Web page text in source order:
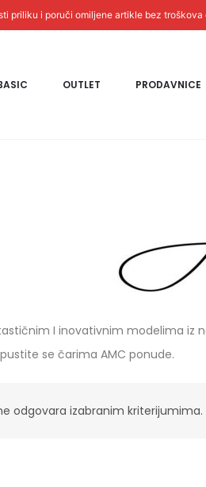
priliku i poruči omiljene artikle bez
OUTLET PRODAVNICE
I inovativnim modelima iz
se čarima AMC ponude.
odgovara izabranim kriterijumima.